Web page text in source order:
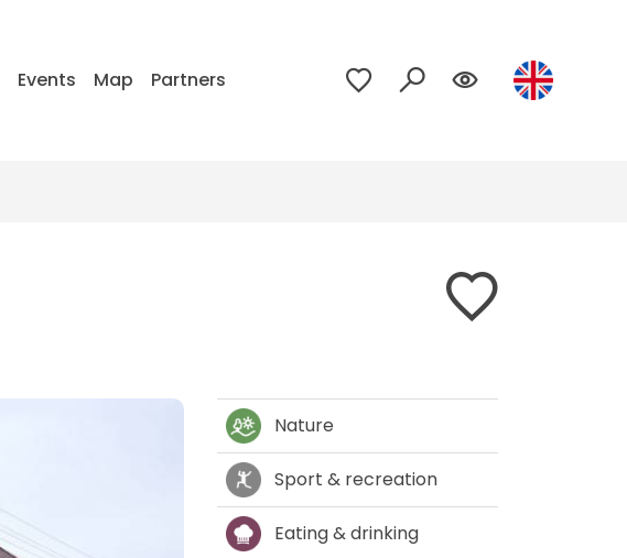
Events Map Partners
Nature
Sport & recreation
Eating & drinking